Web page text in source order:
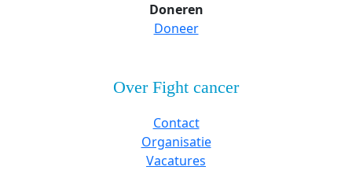
Doneren
Doneer
Over Fight cancer
Contact
Organisatie
Vacatures